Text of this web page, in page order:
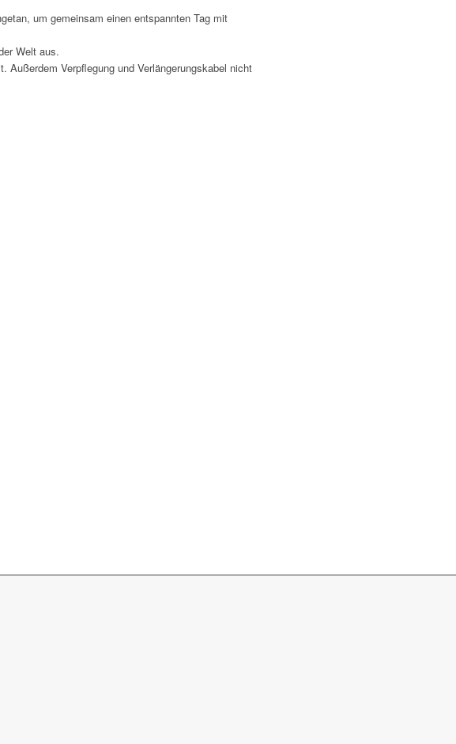
um gemeinsam einen entspannten Tag mit
Welt aus.
Verpflegung und Verlängerungskabel nicht